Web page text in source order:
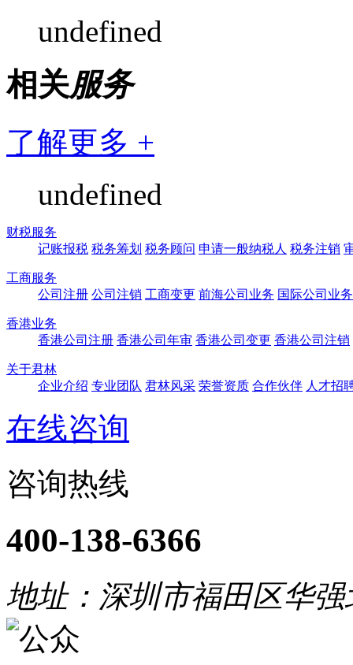
undefined
相关服务
了解更多 +
undefined
财税服务
记账报税 税务筹划 税务顾问 申请一般纳税人 税务注销
工商服务
公司注册 公司注销 工商变更 前海公司业务 国际公司业务
香港业务
香港公司注册 香港公司年审 香港公司变更 香港公司注销
关于君林
企业介绍 专业团队 君林风采 荣誉资质 合作伙伴 人才招
在线咨询
咨询热线
400-138-6366
地址：深圳市福田区华